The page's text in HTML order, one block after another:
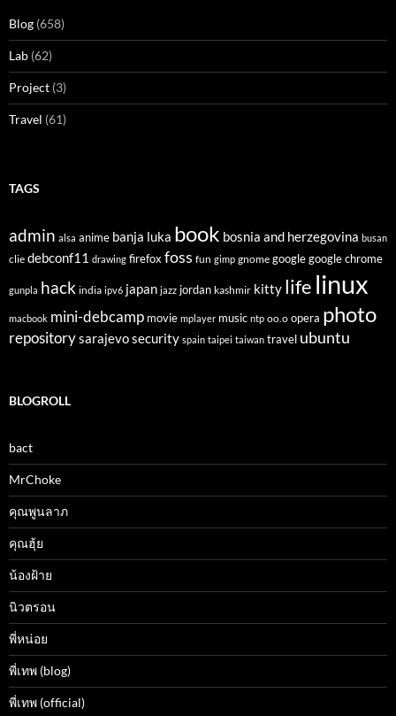
Blog (658)
Lab (62)
Project (3)
Travel (61)
TAGS
admin alsa anime banja luka book bosnia and herzegovina busan
clie debconf11 drawing firefox foss fun gimp gnome google google chrome
gunpla hack india ipv6 japan jazz jordan kashmir kitty life linux
macbook mini-debcamp movie mplayer music ntp oo.o opera photo
repositorysarajevosecurity spain taipei taiwan travel ubuntu
BLOGROLL
bact
MrChoke
คุณพูนลาภ
คุณฮุ้ย
น้องฝ้าย
นิวตรอน
พี่หน่อย
พี่เทพ (blog)
พี่เทพ (official)